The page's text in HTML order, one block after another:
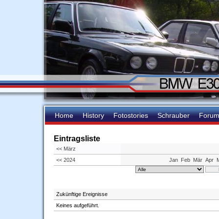
Home History Fotostories Schrauber Forum
Eintragsliste
<< März
<< 2024
Jan Feb Mär Apr
Zukünftige Ereignisse
Keines aufgeführt.